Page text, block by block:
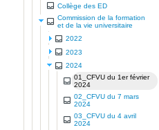
Collège des ED
Commission de la formation
et de la vie universitaire
2022
2023
2024
01_CFVU du 1er février
2024
02_CFVU du 7 mars
2024
03_CFVU du 4 avril
2024